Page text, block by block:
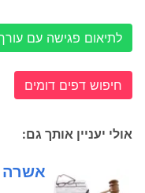
לתיאום פגישה עם עורך דין
חיפוש דפים דומים
אולי יעניין אותך גם:
אשרה